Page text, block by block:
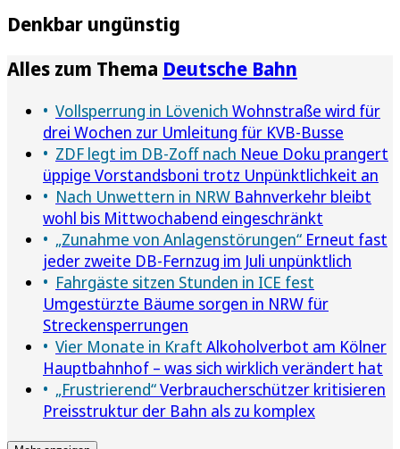
Denkbar ungünstig
Alles zum Thema Deutsche Bahn
Vollsperrung in Lövenich Wohnstraße wird für
drei Wochen zur Umleitung für KVB-Busse
ZDF legt im DB-Zoff nach Neue Doku prangert
üppige Vorstandsboni trotz Unpünktlichkeit an
Nach Unwettern in NRW Bahnverkehr bleibt
wohl bis Mittwochabend eingeschränkt
„Zunahme von Anlagenstörungen“ Erneut fast
jeder zweite DB-Fernzug im Juli unpünktlich
Fahrgäste sitzen Stunden in ICE fest
Umgestürzte Bäume sorgen in NRW für
Streckensperrungen
Vier Monate in Kraft Alkoholverbot am Kölner
Hauptbahnhof – was sich wirklich verändert hat
„Frustrierend“Verbraucherschützer kritisieren
Preisstruktur der Bahn als zu komplex